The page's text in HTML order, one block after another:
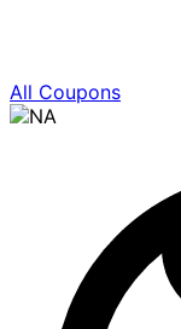
All Coupons